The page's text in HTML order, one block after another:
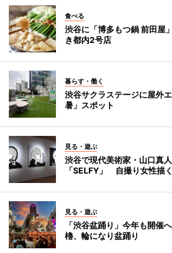
食べる
渋谷に「博多もつ鍋 前田
き都内2号店
暮らす・働く
渋谷サクラステージに屋外
暑」スポット
見る・遊ぶ
渋谷で現代美術家・山口真
「SELFY」 自撮り女性描く
見る・遊ぶ
「渋谷盆踊り」今年も開
櫓、輪になり盆踊り